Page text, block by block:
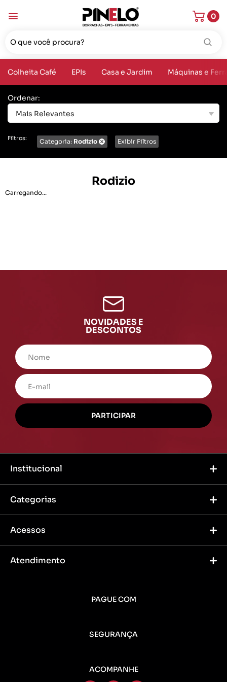
0
Colheita Café EPIs Casa e Jardim Máquinas e
Ordenar:
Mais Relevantes
Filtros: Categoria: Rodizio Exibir Filtros
Rodizio
Carregando...
NOVIDADES E
DESCONTOS
Institucional
Categorias
Acessos
Atendimento
PAGUE COM
SEGURANÇA
ACOMPANHE